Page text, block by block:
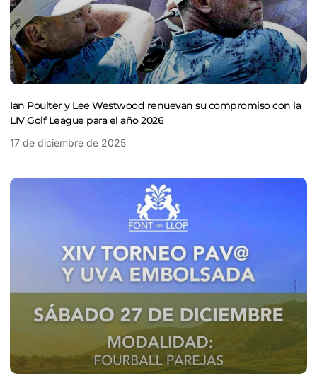
Ian Poulter y Lee Westwood renuevan su compromiso con la
LIV Golf League para el año 2026
17 de diciembre de 2025